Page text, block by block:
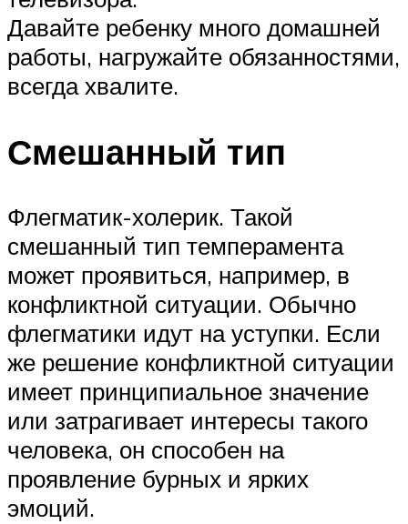
Давайте ребенку много домашней
работы, нагружайте обязанностями,
всегда хвалите.
Смешанный тип
Флегматик-холерик. Такой
смешанный тип темперамента
может проявиться, например, в
конфликтной ситуации. Обычно
флегматики идут на уступки. Если
же решение конфликтной ситуации
имеет принципиальное значение
или затрагивает интересы такого
человека, он способен на
проявление бурных и ярких
эмоций.